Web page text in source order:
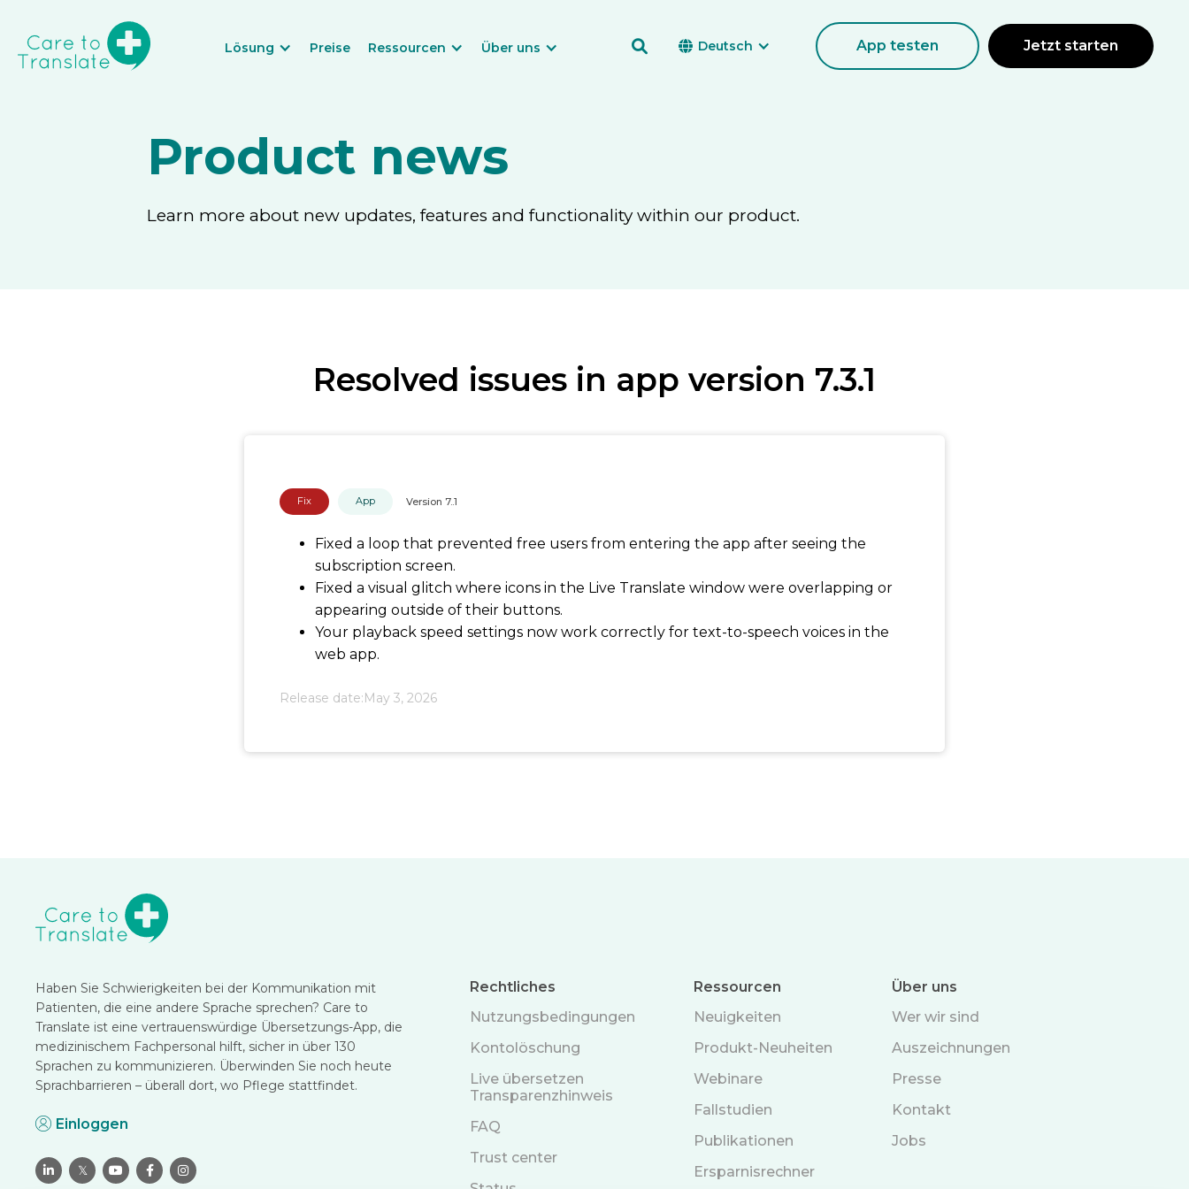
Lösung Preise Ressourcen Über uns   Deutsch App testen Jetzt starten
Product news
Learn more about new updates, features and functionality within our product.
Resolved issues in app version 7.3.1
Fix App Version 7..1
Fixed a loop that prevented free users from entering the app after seeing the
subscription screen.
Fixed a visual glitch where icons in the Live Translate window were overlapping or
appearing outside of their buttons.
Your playback speed settings now work correctly for text-to-speech voices in the
web app.
Release date:May 3, 2026
Haben Sie Schwierigkeiten bei der Kommunikation mit
Patienten, die eine andere Sprache sprechen? Care to
Translate ist eine vertrauenswürdige Übersetzungs-App, die
medizinischem Fachpersonal hilft, sicher in über 130
Sprachen zu kommunizieren. Überwinden Sie noch heute
Sprachbarrieren – überall dort, wo Pflege stattfindet.
Einloggen
 𝕏   
Rechtliches
Nutzungsbedingungen
Kontolöschung
Live übersetzen
Transparenzhinweis
FAQ
Trust center
Ressourcen
Neuigkeiten
Produkt-Neuheiten
Webinare
Fallstudien
Publikationen
Ersparnisrechner
Über uns
Wer wir sind
Auszeichnungen
Presse
Kontakt
Jobs